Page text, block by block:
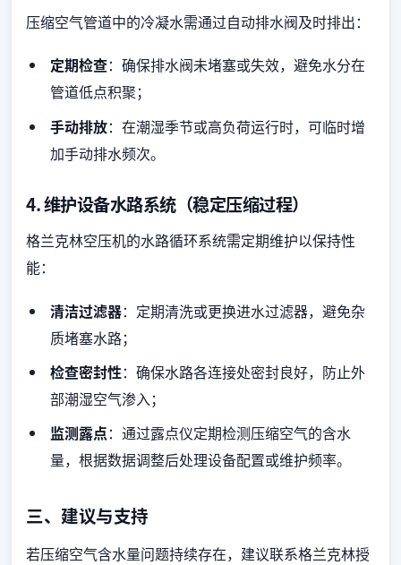
压缩空气管道中的冷凝水需通过自动排水阀及时排出：
定期检查：确保排水阀未堵塞或失效，避免水分在
管道低点积聚；
手动排放：在潮湿季节或高负荷运行时，可临时增
加手动排水频次。
4. 维护设备水路系统（稳定压缩过程）
格兰克林空压机的水路循环系统需定期维护以保持性
能：
清洁过滤器：定期清洗或更换进水过滤器，避免杂
质堵塞水路；
检查密封性：确保水路各连接处密封良好，防止外
部潮湿空气渗入；
监测露点：通过露点仪定期检测压缩空气的含水
量，根据数据调整后处理设备配置或维护频率。
三、建议与支持
若压缩空气含水量问题持续存在，建议联系格兰克林授